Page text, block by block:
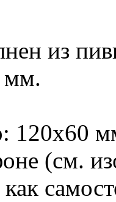
из
мм.
120x60
(см.
как